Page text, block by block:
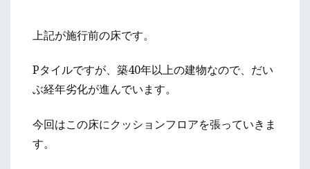
上記が施行前の床です。
Pタイルですが、築40年以上の建物なので、だい
ぶ経年劣化が進んでいます。
今回はこの床にクッションフロアを張っていきま
す。